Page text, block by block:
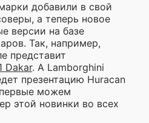
добавили в свой
а теперь новое
версии на базе
Так, например,
представит
Dakar. А Lamborghini
презентацию Huracan
можем
этой новинки во всех